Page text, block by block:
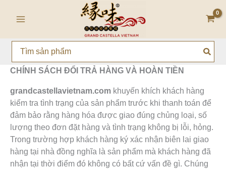
dung
for:
CHÍNH SÁCH ĐỔI TRẢ HÀNG VÀ HOÀN TIỀN
grandcastellavietnam.com khuyến khích khách hàng
kiểm tra tình trạng của sản phẩm trước khi thanh toán để
đảm bảo rằng hàng hóa được giao đúng chủng loại, số
lượng theo đơn đặt hàng và tình trạng không bị lỗi, hỏng.
Trong trường hợp khách hàng ký xác nhận biên lai giao
hàng tại nhà đồng nghĩa là sản phẩm mà khách hàng đã
nhận tại thời điểm đó không có bất cứ vấn đề gì. Chúng